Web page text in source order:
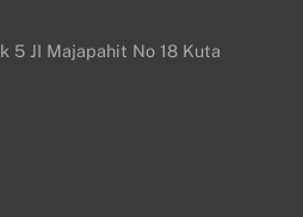
5 JI Majapahit No 18 Kuta